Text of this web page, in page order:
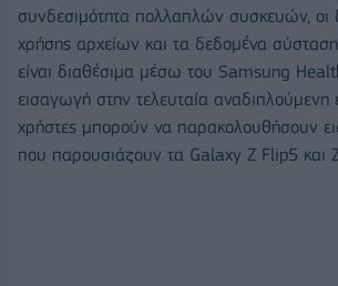
συνδεσιμότητα πολλαπλών συσκευών, οι
χρήσης αρχείων και τα δεδομένα
είναι διαθέσιμα μέσω του Samsung
εισαγωγή στην τελευταία αναδιπλούμενη
χρήστες μπορούν να παρακολουθήσουν
που παρουσιάζουν τα Galaxy Z Flip5 και